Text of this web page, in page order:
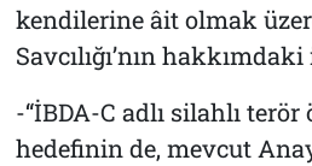
kendilerine âit olmak
Savcılığı’nın
-“İBDA-C adlı silahlı
hedefinin de, mevcut